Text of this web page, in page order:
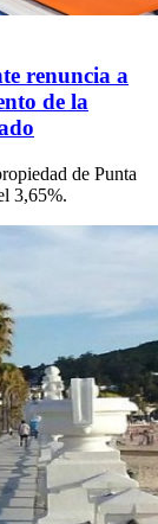
renuncia a
de la
de Punta
3,65%.